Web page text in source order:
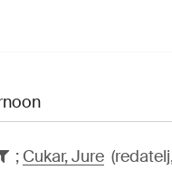
; Cukar, Jure